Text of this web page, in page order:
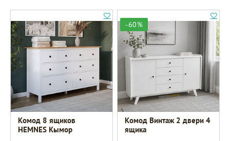
Комод 8 ящиков
HEMNES Кымор
-60%
Комод Винтаж 2 двери 4
ящика